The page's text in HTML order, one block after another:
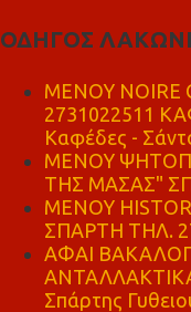
ΟΔΗΓΟΣ
MENOY NOIRE
2731022511
Καφέδες -
ΜΕΝΟΥ
ΤΗΣ ΜΑΣΑΣ"
ΜΕΝΟΥ
ΣΠΑΡΤΗ ΤΗΛ.
ΑΦΑΙ
Σπάρτης